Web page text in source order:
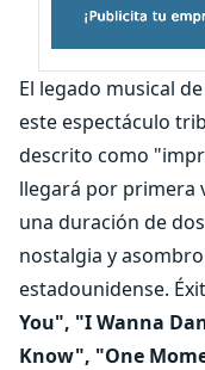
El legado musical
este espectáculo
descrito como
llegará por primera
una duración de
nostalgia y
estadounidense.
You", "I Wanna
Know", "One